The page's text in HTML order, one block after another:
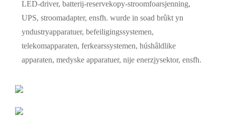
LED-driver, batterij-reservekopy-stroomfoarsjenning,
UPS, stroomadapter, ensfh. wurde in soad brûkt yn
yndustryapparatuer, befeiligingssystemen,
telekomapparaten, ferkearssystemen, húshâldlike
apparaten, medyske apparatuer, nije enerzjysektor, ensfh.